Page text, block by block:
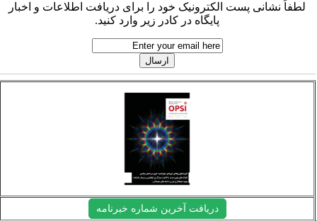
لطفاً نشانی پست الکترونیک خود را برای دریافت اطلاعات و اخبار
پایگاه در کادر زیر وارد کنید.
دریافت آخرین شماره خبرنامه